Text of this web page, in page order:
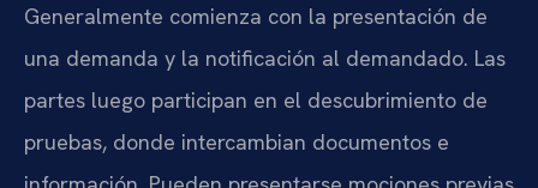
Generalmente comienza con la presentación de
una demanda y la notificación al demandado. Las
partes luego participan en el descubrimiento de
pruebas, donde intercambian documentos e